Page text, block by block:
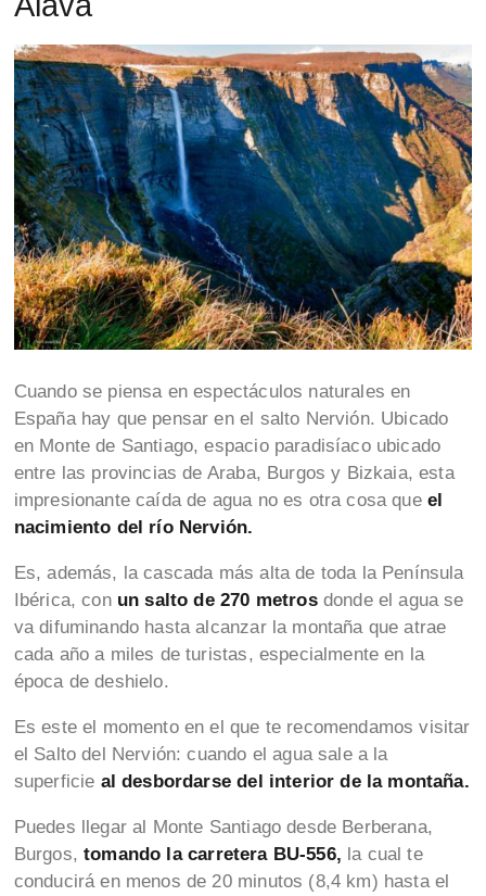
Cuando se piensa en espectáculos naturales en
España hay que pensar en el salto Nervión. Ubicado
en Monte de Santiago, espacio paradisíaco ubicado
entre las provincias de Araba, Burgos y Bizkaia, esta
impresionante caída de agua no es otra cosa que el
nacimiento del río Nervión.
Es, además, la cascada más alta de toda la Península
Ibérica, con un salto de 270 metros donde el agua se
va difuminando hasta alcanzar la montaña que atrae
cada año a miles de turistas, especialmente en la
época de deshielo.
Es este el momento en el que te recomendamos visitar
el Salto del Nervión: cuando el agua sale a la
superficie al desbordarse del interior de la montaña.
Puedes llegar al Monte Santiago desde Berberana,
Burgos,tomando la carretera BU-556, la cual te
conducirá en menos de 20 minutos (8,4 km) hasta el